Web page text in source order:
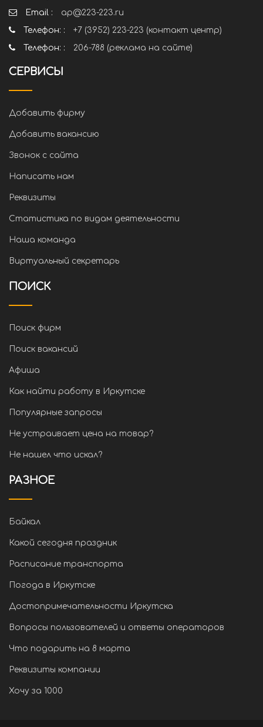
Email :
ap@223-223.ru
Телефон: :
+7 (3952) 223-223 (контакт центр)
Телефон: :
206-788 (реклама на сайте)
СЕРВИСЫ
Добавить фирму
Добавить вакансию
Звонок с сайта
Написать нам
Реквизиты
Статистика по видам деятельности
Наша команда
Виртуальный секретарь
ПОИСК
Поиск фирм
Поиск вакансий
Афиша
Как найти работу в Иркутске
Популярные запросы
Не устраивает цена на товар?
Не нашел что искал?
РАЗНОЕ
Байкал
Какой сегодня праздник
Расписание транспорта
Погода в Иркутске
Достопримечательности Иркутска
Вопросы пользователей и ответы операторов
Что подарить на 8 марта
Реквизиты компании
Хочу за 1000